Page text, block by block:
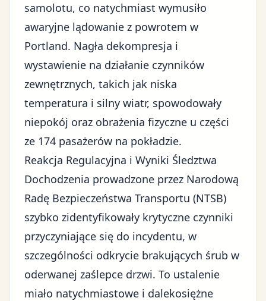
samolotu, co natychmiast wymusiło
awaryjne lądowanie z powrotem w
Portland. Nagła dekompresja i
wystawienie na działanie czynników
zewnętrznych, takich jak niska
temperatura i silny wiatr, spowodowały
niepokój oraz obrażenia fizyczne u części
ze 174 pasażerów na pokładzie.
Reakcja Regulacyjna i Wyniki Śledztwa
Dochodzenia prowadzone przez Narodową
Radę Bezpieczeństwa Transportu (NTSB)
szybko zidentyfikowały krytyczne czynniki
przyczyniające się do incydentu, w
szczególności odkrycie brakujących śrub w
oderwanej zaślepce drzwi. To ustalenie
miało natychmiastowe i dalekosiężne